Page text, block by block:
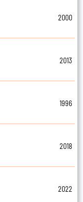
2000
2013
1996
2018
2022